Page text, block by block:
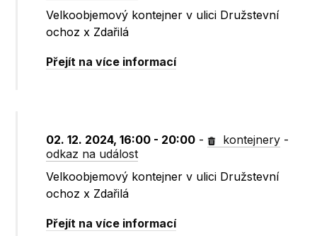
Velkoobjemový kontejner v ulici Družstevní
ochoz x Zdařilá
Přejít na více informací
02. 12. 2024, 16:00 - 20:00 - kontejnery -
odkaz na událost
Velkoobjemový kontejner v ulici Družstevní
ochoz x Zdařilá
Přejít na více informací